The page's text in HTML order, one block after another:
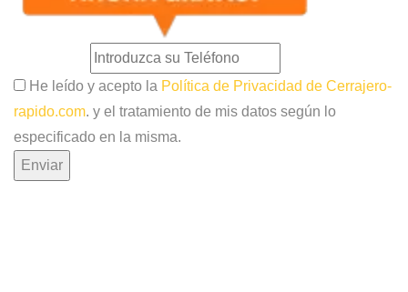
He leído y acepto la Política de Privacidad de Cerrajero-
rapido.com. y el tratamiento de mis datos según lo
especificado en la misma.
Enviar